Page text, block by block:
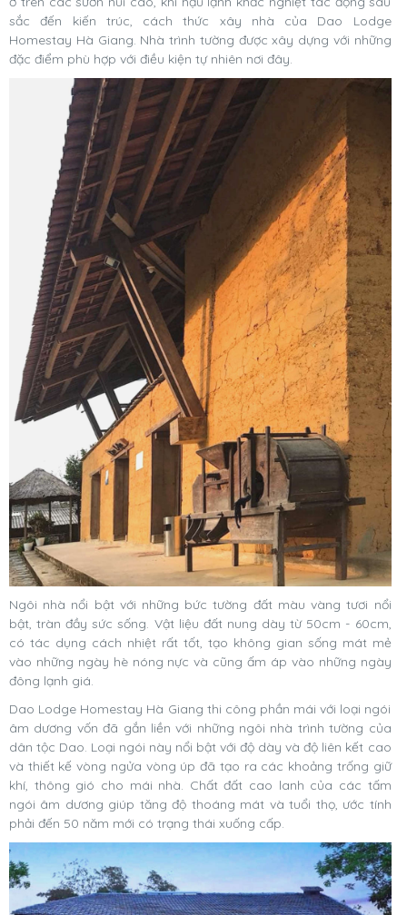
sắc đến kiến trúc, cách thức xây nhà của Dao Lodge
Homestay Hà Giang. Nhà trình tường được xây dựng với những
đặc điểm phù hợp với điều kiện tự nhiên nơi đây.
Ngôi nhà nổi bật với những bức tường đất màu vàng tươi nổi
bật, tràn đầy sức sống. Vật liệu đất nung dày từ 50cm - 60cm,
có tác dụng cách nhiệt rất tốt, tạo không gian sống mát mẻ
vào những ngày hè nóng nực và cũng ấm áp vào những ngày
đông lạnh giá.
Dao Lodge Homestay Hà Giang thi công phần mái với loại ngói
âm dương vốn đã gắn liền với những ngôi nhà trình tường của
dân tộc Dao. Loại ngói này nổi bật với độ dày và độ liên kết cao
và thiết kế vòng ngửa vòng úp đã tạo ra các khoảng trống giữ
khí, thông gió cho mái nhà. Chất đất cao lanh của các tấm
ngói âm dương giúp tăng độ thoáng mát và tuổi thọ, ước tính
phải đến 50 năm mới có trạng thái xuống cấp.